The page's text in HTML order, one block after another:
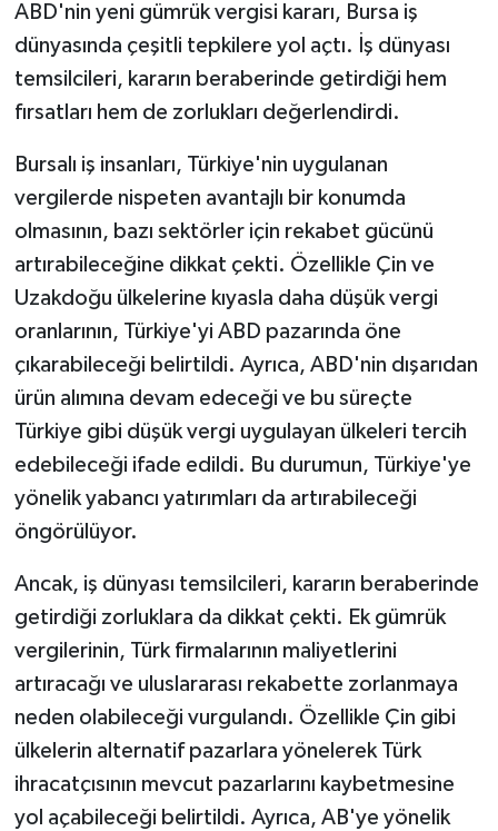
ABD'nin yeni gümrük vergisi kararı, Bursa iş
dünyasında çeşitli tepkilere yol açtı. İş dünyası
temsilcileri, kararın beraberinde getirdiği hem
fırsatları hem de zorlukları değerlendirdi.
Bursalı iş insanları, Türkiye'nin uygulanan
vergilerde nispeten avantajlı bir konumda
olmasının, bazı sektörler için rekabet gücünü
artırabileceğine dikkat çekti. Özellikle Çin ve
Uzakdoğu ülkelerine kıyasla daha düşük vergi
oranlarının, Türkiye'yi ABD pazarında öne
çıkarabileceği belirtildi. Ayrıca, ABD'nin dışarıdan
ürün alımına devam edeceği ve bu süreçte
Türkiye gibi düşük vergi uygulayan ülkeleri tercih
edebileceği ifade edildi. Bu durumun, Türkiye'ye
yönelik yabancı yatırımları da artırabileceği
öngörülüyor.
Ancak, iş dünyası temsilcileri, kararın beraberinde
getirdiği zorluklara da dikkat çekti. Ek gümrük
vergilerinin, Türk firmalarının maliyetlerini
artıracağı ve uluslararası rekabette zorlanmaya
neden olabileceği vurgulandı. Özellikle Çin gibi
ülkelerin alternatif pazarlara yönelerek Türk
ihracatçısının mevcut pazarlarını kaybetmesine
yol açabileceği belirtildi. Ayrıca, AB'ye yönelik